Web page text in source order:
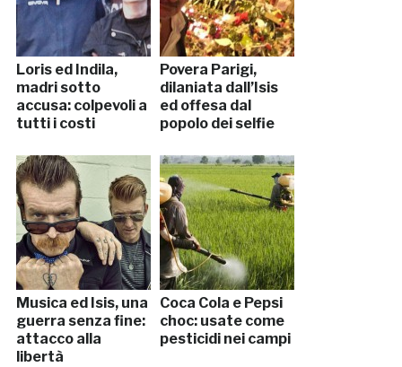
Loris ed Indila,
madri sotto
accusa: colpevoli a
tutti i costi
Povera Parigi,
dilaniata dall’Isis
ed offesa dal
popolo dei selfie
Musica ed Isis, una
guerra senza fine:
attacco alla
libertà
Coca Cola e Pepsi
choc: usate come
pesticidi nei campi